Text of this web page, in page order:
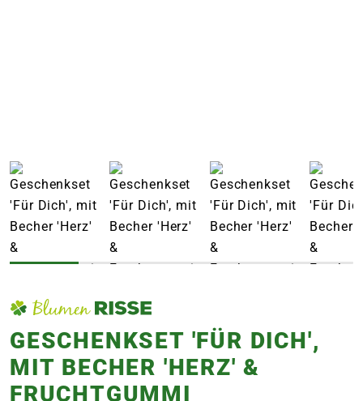
GESCHENKSET 'FÜR DICH',
MIT BECHER 'HERZ' &
FRUCHTGUMMI